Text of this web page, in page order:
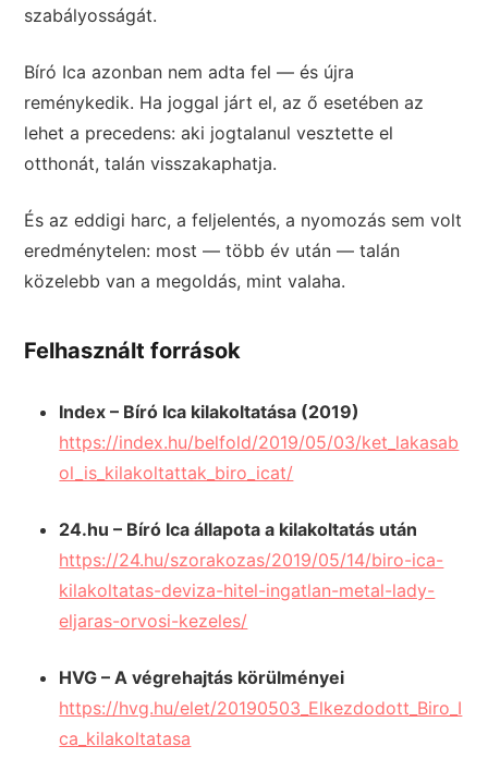
szabályosságát.
Bíró Ica azonban nem adta fel — és újra
reménykedik. Ha joggal járt el, az ő esetében az
lehet a precedens: aki jogtalanul vesztette el
otthonát, talán visszakaphatja.
És az eddigi harc, a feljelentés, a nyomozás sem volt
eredménytelen: most — több év után — talán
közelebb van a megoldás, mint valaha.
Felhasznált források
Index – Bíró Ica kilakoltatása (2019)
https://index.hu/belfold/2019/05/03/ket_lakasab
ol_is_kilakoltattak_biro_icat/
24.hu – Bíró Ica állapota a kilakoltatás után
https://24.hu/szorakozas/2019/05/14/biro-ica-
kilakoltatas-deviza-hitel-ingatlan-metal-lady-
eljaras-orvosi-kezeles/
HVG – A végrehajtás körülményei
https://hvg.hu/elet/20190503_Elkezdodott_Biro_I
ca_kilakoltatasa